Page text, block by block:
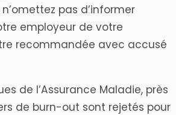
pas d’informer
employeur de votre
recommandée avec accusé
de l’Assurance Maladie, près
de burn-out sont rejetés pour